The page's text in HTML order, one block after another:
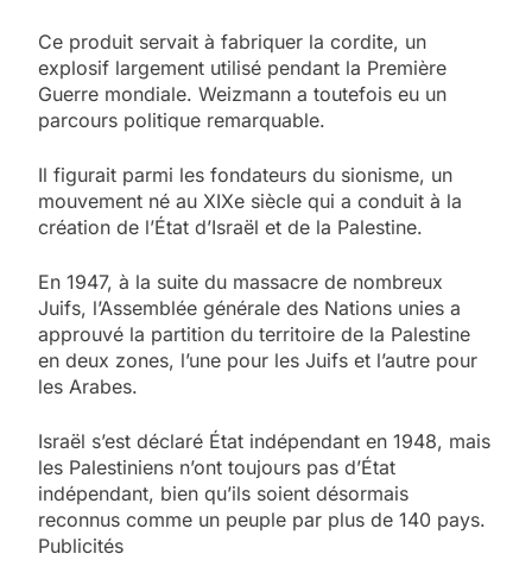
Ce produit servait à fabriquer la cordite, un
explosif largement utilisé pendant la Première
Guerre mondiale. Weizmann a toutefois eu un
parcours politique remarquable.
Il figurait parmi les fondateurs du sionisme, un
mouvement né au XIXe siècle qui a conduit à la
création de l’État d’Israël et de la Palestine.
En 1947, à la suite du massacre de nombreux
Juifs, l’Assemblée générale des Nations unies a
approuvé la partition du territoire de la Palestine
en deux zones, l’une pour les Juifs et l’autre pour
les Arabes.
Israël s’est déclaré État indépendant en 1948, mais
les Palestiniens n’ont toujours pas d’État
indépendant, bien qu’ils soient désormais
reconnus comme un peuple par plus de 140 pays.
Publicités